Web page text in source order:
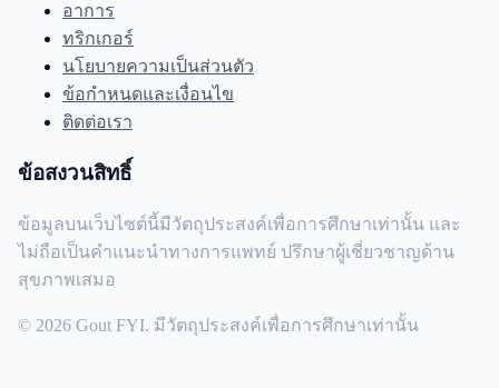
อาการ
ทริกเกอร์
นโยบายความเป็นส่วนตัว
ข้อกำหนดและเงื่อนไข
ติดต่อเรา
ข้อสงวนสิทธิ์
ข้อมูลบนเว็บไซต์นี้มีวัตถุประสงค์เพื่อการศึกษาเท่านั้น และ
ไม่ถือเป็นคำแนะนำทางการแพทย์ ปรึกษาผู้เชี่ยวชาญด้าน
สุขภาพเสมอ
© 2026 Gout FYI. มีวัตถุประสงค์เพื่อการศึกษาเท่านั้น